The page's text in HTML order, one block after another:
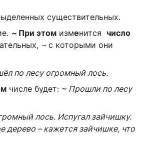
существительных.
~ При этом изменится число
~ с которыми они
по лесу огромный лось.
числе будет: ~ Прошли по лесу
лось. Испугал зайчишку.
дерево – кажется зайчишке, что